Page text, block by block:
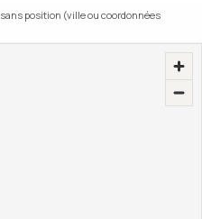
sans position (ville ou coordonnées